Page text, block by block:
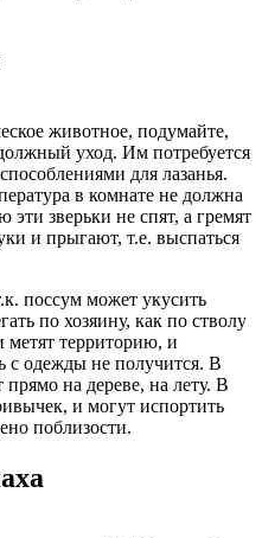
животное, подумайте,
уход. Им потребуется
для лазанья.
в комнате не должна
зверьки не спят, а гремят
и прыгают, т.е. выспаться
поссум может укусить
по хозяину, как по стволу
метят территорию, и
с одежды не получится. В
на дереве, на лету. В
и могут испортить
поблизости.